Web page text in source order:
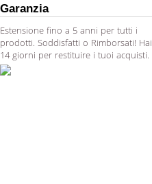
Garanzia
Estensione fino a 5 anni per tutti i
prodotti. Soddisfatti o Rimborsati! Hai
14 giorni per restituire i tuoi acquisti.